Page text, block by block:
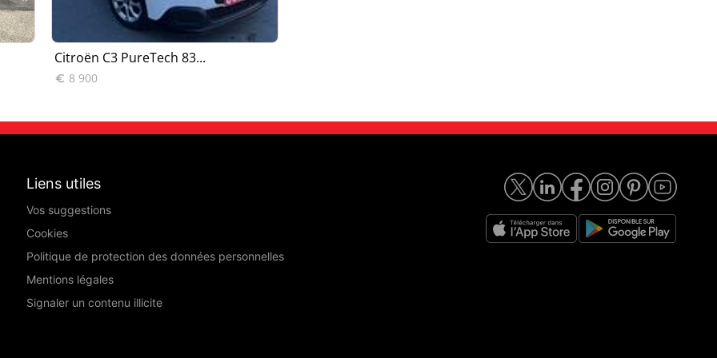
Citroën C3 PureTech 83...
 8 900
Liens utiles
Vos suggestions
Cookies
Politique de protection des données personnelles
Mentions légales
Signaler un contenu illicite